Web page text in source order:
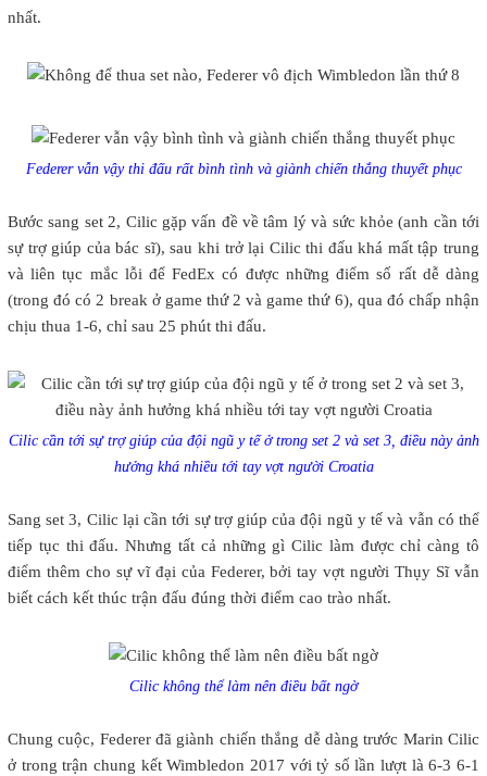
nhất.
Federer vẫn vậy thi đấu rất bình tình và giành chiến thắng thuyết phục
Bước sang set 2, Cilic gặp vấn đề về tâm lý và sức khỏe (anh cần tới
sự trợ giúp của bác sĩ), sau khi trở lại Cilic thi đấu khá mất tập trung
và liên tục mắc lỗi để FedEx có được những điểm số rất dễ dàng
(trong đó có 2 break ở game thứ 2 và game thứ 6), qua đó chấp nhận
chịu thua 1-6, chỉ sau 25 phút thi đấu.
Cilic cần tới sự trợ giúp của đội ngũ y tế ở trong set 2 và set 3, điều này ảnh
hưởng khá nhiều tới tay vợt người Croatia
Sang set 3, Cilic lại cần tới sự trợ giúp của đội ngũ y tế và vẫn có thể
tiếp tục thi đấu. Nhưng tất cả những gì Cilic làm được chỉ càng tô
điểm thêm cho sự vĩ đại của Federer, bởi tay vợt người Thụy Sĩ vẫn
biết cách kết thúc trận đấu đúng thời điểm cao trào nhất.
Cilic không thể làm nên điều bất ngờ
Chung cuộc, Federer đã giành chiến thắng dễ dàng trước Marin Cilic
ở trong trận chung kết Wimbledon 2017 với tỷ số lần lượt là 6-3 6-1